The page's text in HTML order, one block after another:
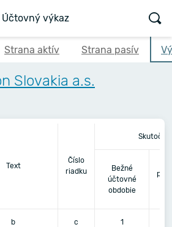
Účtovný výkaz
Strana aktív Strana pasív
Slovakia a.s.
Text
Číslo
riadku
Bežné
účtovné
obdobie
b c 1